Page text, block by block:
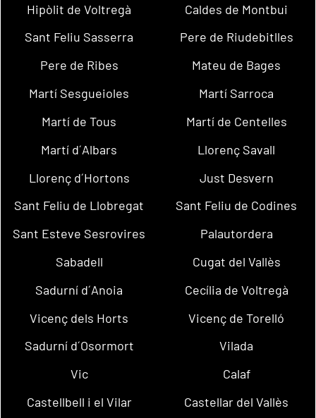
Hipòlit de Voltregà
Caldes de Montbui
Sant Feliu Sasserra
Pere de Riudebitlles
Pere de Ribes
Mateu de Bages
Martí Sesgueioles
Martí Sarroca
Martí de Tous
Martí de Centelles
Martí d´Albars
Llorenç Savall
Llorenç d´Hortons
Just Desvern
Sant Feliu de Llobregat
Sant Feliu de Codines
Sant Esteve Sesrovires
Palautordera
Sabadell
Cugat del Vallès
Sadurní d´Anoia
Cecília de Voltregà
Vicenç dels Horts
Vicenç de Torelló
Sadurní d´Osormort
Vilada
Vic
Calaf
Castellbell i el Vilar
Castellar del Vallès